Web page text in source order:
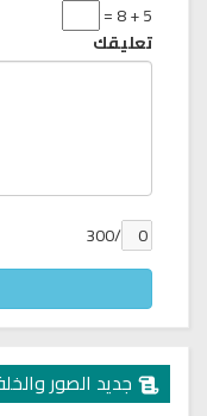
5 + 8 =
تعليقك
/300
جديد الصور